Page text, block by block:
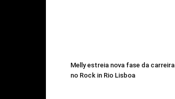
Melly estreia nova fase da carreira
no Rock in Rio Lisboa